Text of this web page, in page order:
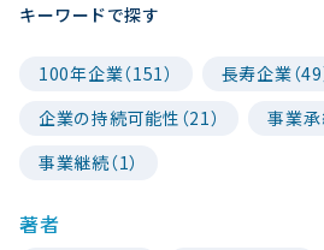
キーワードで探す
100年企業（151）
長寿企業（49
企業の持続可能性（21）
事業承
事業継続（1）
著者